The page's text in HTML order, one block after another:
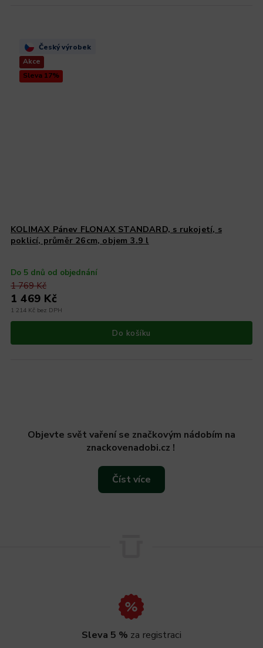
Akce
Český výrobek
Sleva 17%
KOLIMAX Pánev FLONAX STANDARD, s rukojetí, s
poklicí, průměr 26cm, objem 3.9 l
Do 5 dnů od objednání
1 214 Kč bez DPH
1 769 Kč
1 469 Kč
Do košíku
Objevte svět vaření se značkovým nádobím na
znackovenadobi.cz !
Číst více
Sleva 5 % za registraci